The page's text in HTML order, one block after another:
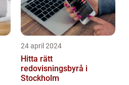
24 april 2024
Hitta rätt
redovisningsbyrå i
Stockholm